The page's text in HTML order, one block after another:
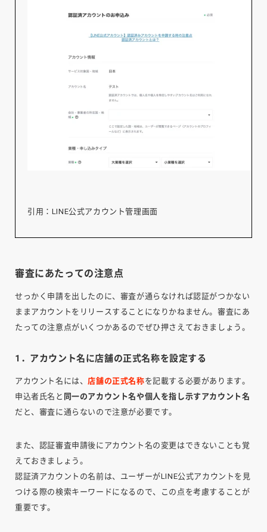
引用：LINE公式アカウント管理画面
審査にあたっての注意点
せっかく申請を出したのに、審査が通らなければ認証がつかない
ままアカウントをリリースすることになりかねません。審査にあ
たっての注意点がいくつかあるのでぜひ押さえておきましょう。
1．アカウント名に店舗の正式名称を設定する
アカウント名には、 店舗の正式名称を記載する必要があります。
申込者氏名と 同一のアカウント名や個人を指し示すアカウント名
だと、審査に通らないので注意が必要です。
また、認証審査申請後にアカウント名の変更はできないことも覚
えておきましょう。
認証済アカウントの名前は、ユーザーがLINE公式アカウントを見
つける際の検索キーワードになるので、この点を考慮することが
重要です。